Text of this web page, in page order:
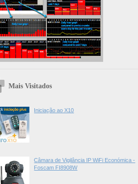
Mais Visitados
Iniciação ao X10
Câmara de Vigilância IP WiFi Económica -
Foscam FI8908W